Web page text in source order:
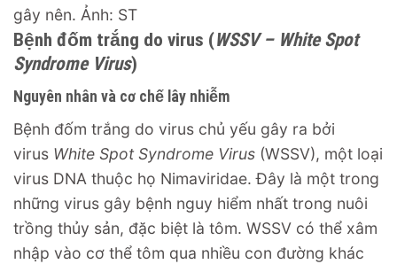
gây nên. Ảnh: ST
Bệnh đốm trắng do virus (WSSV – White Spot
Syndrome Virus)
Nguyên nhân và cơ chế lây nhiễm
Bệnh đốm trắng do virus chủ yếu gây ra bởi
virus White Spot Syndrome Virus (WSSV), một loại
virus DNA thuộc họ Nimaviridae. Đây là một trong
những virus gây bệnh nguy hiểm nhất trong nuôi
trồng thủy sản, đặc biệt là tôm. WSSV có thể xâm
nhập vào cơ thể tôm qua nhiều con đường khác